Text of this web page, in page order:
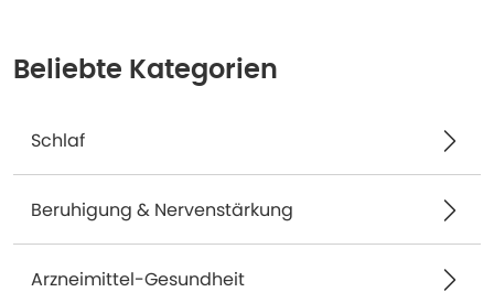
Beliebte Kategorien
Schlaf
Beruhigung & Nervenstärkung
Arzneimittel-Gesundheit